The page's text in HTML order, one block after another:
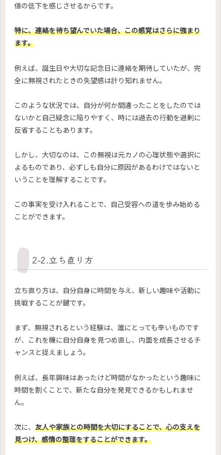
値の低下を感じさせるからです。
特に、連絡を待ち望んでいた場合、この感覚はさらに強まり
ます。
例えば、誕生日や大切な記念日に連絡を期待していたが、完
全に無視されたときの失望感は計り知れません。
このような状況では、自分が何か間違ったことをしたのでは
ないかと自己疑念に陥りやすく、時には過去の行動を過剰に
反省することもあります。
しかし、大切なのは、この無視は元カノの心理状態や選択に
よるものであり、必ずしも自分に原因があるわけではないと
いうことを理解することです。
この事実を受け入れることで、自己受容への道を歩み始める
ことができます。
2-2.立ち直り方
立ち直り方は、自分自身に時間を与え、新しい趣味や活動に
挑戦することが鍵です。
まず、無視されるという経験は、誰にとっても辛いものです
が、これを機に自分自身を見つめ直し、内面を成長させるチ
ャンスと捉えましょう。
例えば、長年興味はあったけど時間がなかったという趣味に
時間を割くことで、新たな自分を発見できるかもしれませ
ん。
次に、 友人や家族との時間を大切にすることで、心の支えを
見つけ、感情の整理をすることができます。